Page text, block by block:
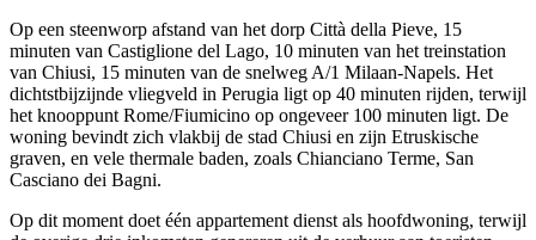
Op een steenworp afstand van het dorp Città della Pieve, 15
minuten van Castiglione del Lago, 10 minuten van het treinstation
van Chiusi, 15 minuten van de snelweg A/1 Milaan-Napels. Het
dichtstbijzijnde vliegveld in Perugia ligt op 40 minuten rijden, terwijl
het knooppunt Rome/Fiumicino op ongeveer 100 minuten ligt. De
woning bevindt zich vlakbij de stad Chiusi en zijn Etruskische
graven, en vele thermale baden, zoals Chianciano Terme, San
Casciano dei Bagni.
Op dit moment doet één appartement dienst als hoofdwoning, terwijl